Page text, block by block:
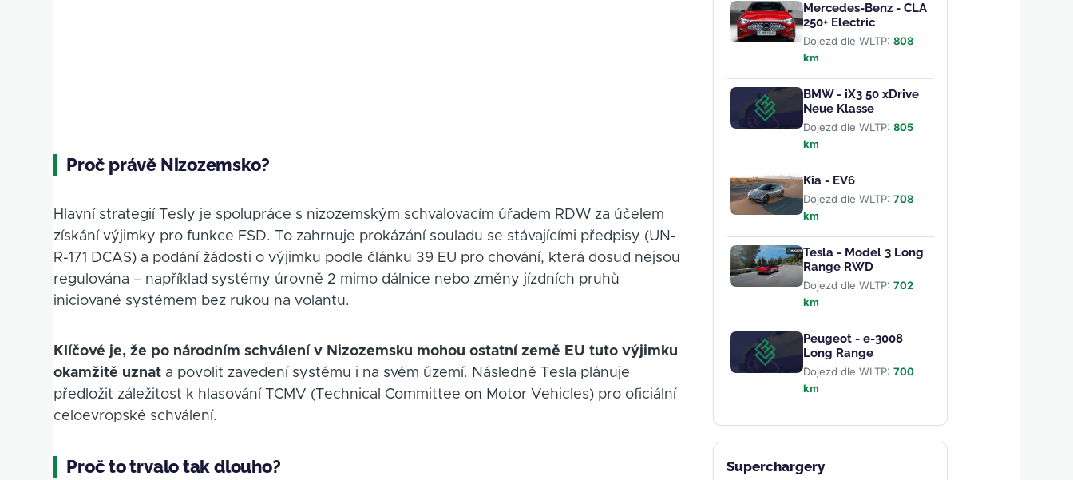
Proč právě Nizozemsko?
Hlavní strategií Tesly je spolupráce s nizozemským schvalovacím úřadem RDW za účelem
získání výjimky pro funkce FSD. To zahrnuje prokázání souladu se stávajícími předpisy (UN-
R-171 DCAS) a podání žádosti o výjimku podle článku 39 EU pro chování, která dosud nejsou
regulována – například systémy úrovně 2 mimo dálnice nebo změny jízdních pruhů
iniciované systémem bez rukou na volantu.
Klíčové je, že po národním schválení v Nizozemsku mohou ostatní země EU tuto výjimku
okamžitě uznat a povolit zavedení systému i na svém území. Následně Tesla plánuje
předložit záležitost k hlasování TCMV (Technical Committee on Motor Vehicles) pro oficiální
celoevropské schválení.
Proč to trvalo tak dlouho?
Mercedes-Benz - CLA
250+ Electric
Dojezd dle WLTP: 808
km
BMW - iX3 50 xDrive
Neue Klasse
Dojezd dle WLTP: 805
km
Kia - EV6
Dojezd dle WLTP: 708
km
Tesla - Model 3 Long
Range RWD
Dojezd dle WLTP: 702
km
Peugeot - e-3008
Long Range
Dojezd dle WLTP: 700
km
Superchargery